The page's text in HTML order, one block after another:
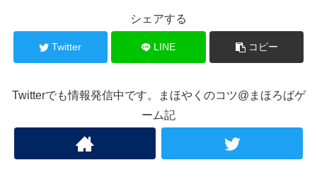
シェアする
Twitter LINE コピー
Twitterでも情報発信中です。まほやくのコツ@まほろばゲ
ーム記